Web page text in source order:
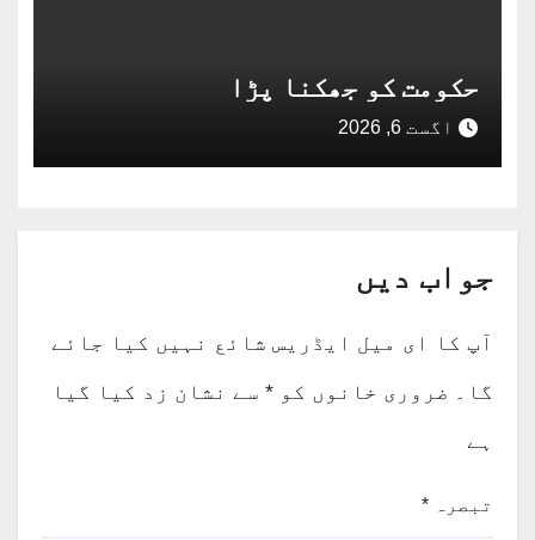
حکومت کو جھکنا پڑا
اگست 6, 2026
جواب دیں
آپ کا ای میل ایڈریس شائع نہیں کیا جائے
گا۔ ضروری خانوں کو * سے نشان زد کیا گیا
ہے
تبصرہ *